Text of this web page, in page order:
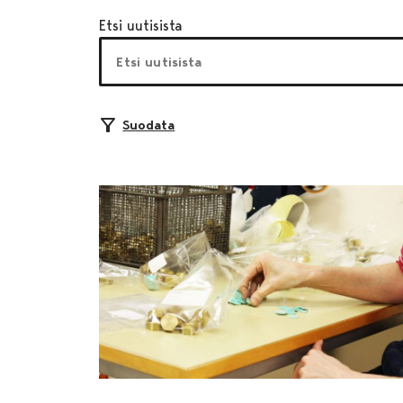
Etsi uutisista
Suodata